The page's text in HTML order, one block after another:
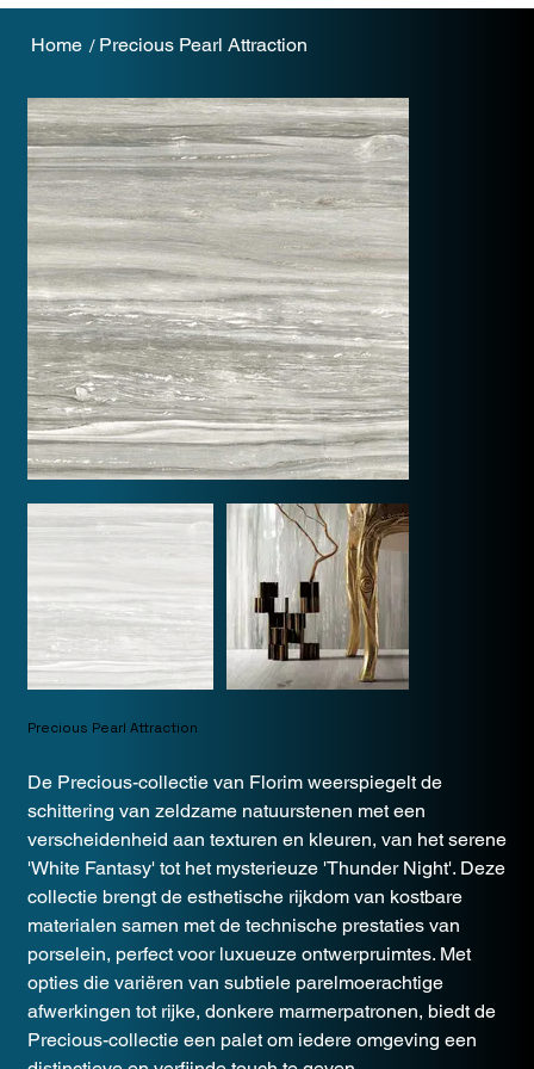
Home / Precious Pearl Attraction
Precious Pearl Attraction
De Precious-collectie van Florim weerspiegelt de
schittering van zeldzame natuurstenen met een
verscheidenheid aan texturen en kleuren, van het serene
'White Fantasy' tot het mysterieuze 'Thunder Night'. Deze
collectie brengt de esthetische rijkdom van kostbare
materialen samen met de technische prestaties van
porselein, perfect voor luxueuze ontwerpruimtes. Met
opties die variëren van subtiele parelmoerachtige
afwerkingen tot rijke, donkere marmerpatronen, biedt de
Precious-collectie een palet om iedere omgeving een